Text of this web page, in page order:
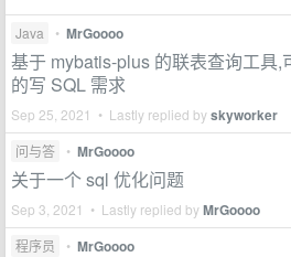
Java • MrGoooo
基于 mybatis-plus 的联表查询工具,
的写 SQL 需求
Sep 25, 2021 • Lastly replied byskyworker
问与答 • MrGoooo
关于一个 sql 优化问题
Sep 3, 2021 • Lastly replied byMrGoooo
程序员 • MrGoooo